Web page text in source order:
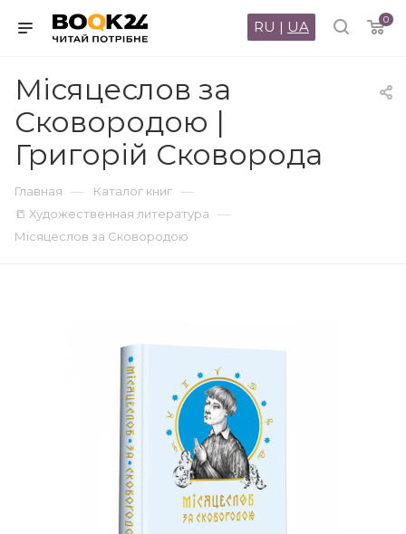
0
RU | UA
Місяцеслов за
Сковородою |
Григорій Сковорода
Главная — Каталог книг —
📒 Художественная литература —
Місяцеслов за Сковородою